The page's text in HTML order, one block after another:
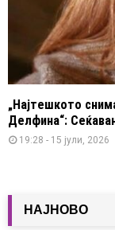
„Најтешкото
Делфина“:
19:28 - 15 јули, 2026
НАЈНОВО